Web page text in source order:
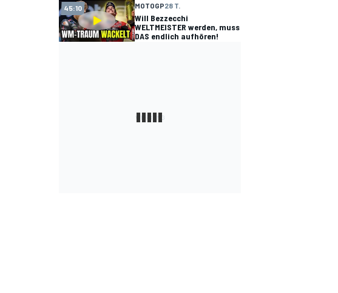
45:10 MOTOGP28 T.
Will Bezzecchi
WELTMEISTER werden, muss
DAS endlich aufhören!